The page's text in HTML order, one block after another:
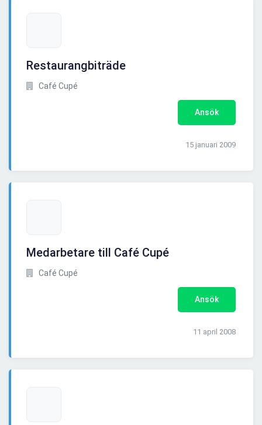
Restaurangbiträde
Café Cupé
Ansök
15 januari 2009
Medarbetare till Café Cupé
Café Cupé
Ansök
11 april 2008